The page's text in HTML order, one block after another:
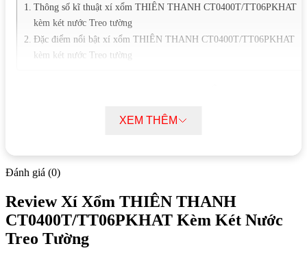
Thông số kĩ thuật xí xổm THIÊN THANH CT0400T/TT06PKHAT
kèm két nước Treo tường
Đặc điểm nổi bật xí xổm THIÊN THANH CT0400T/TT06PKHAT
kèm két nước Treo tường
CT0400T/TT06PKHAT kèm két nước
Hệ thống xả:Xả vành
Chất liệu: Men sứ
Trắng
XEM THÊM
Đánh giá (0)
Review Xí Xổm THIÊN THANH
CT0400T/TT06PKHAT Kèm Két Nước
Treo Tường